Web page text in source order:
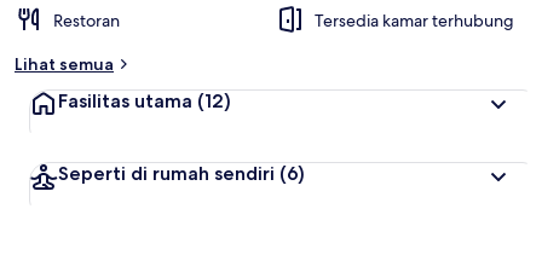
Restoran
Tersedia kamar terhubung
Lihat semua
Fasilitas utama (12)
Seperti di rumah sendiri (6)